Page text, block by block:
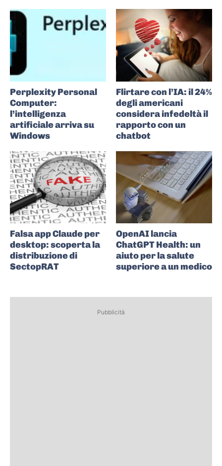
Perplexity Personal
Computer:
l’intelligenza
artificiale arriva su
Windows
Flirtare con l’IA: il 24%
degli americani
considera infedeltà il
rapporto con un
chatbot
Falsa app Claude per
desktop: scoperta la
distribuzione di
SectopRAT
OpenAI lancia
ChatGPT Health: un
aiuto per la salute
superiore a un medico
Pubblicità